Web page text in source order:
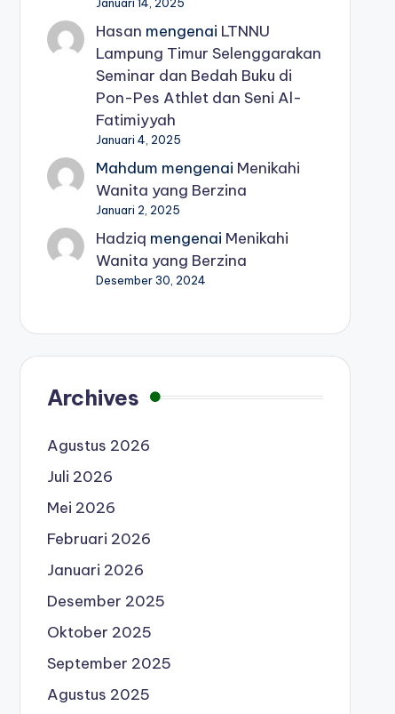
Hasan mengenai LTNNU
Lampung Timur Selenggarakan
Seminar dan Bedah Buku di
Pon-Pes Athlet dan Seni Al-
Fatimiyyah
Januari 4, 2025
Mahdum mengenai Menikahi
Wanita yang Berzina
Januari 2, 2025
Hadziq mengenai Menikahi
Wanita yang Berzina
Desember 30, 2024
Archives
Agustus 2026
Juli 2026
Mei 2026
Februari 2026
Januari 2026
Desember 2025
Oktober 2025
September 2025
Agustus 2025